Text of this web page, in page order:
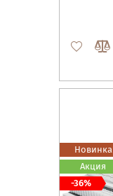
Новинка
Акция
-36%